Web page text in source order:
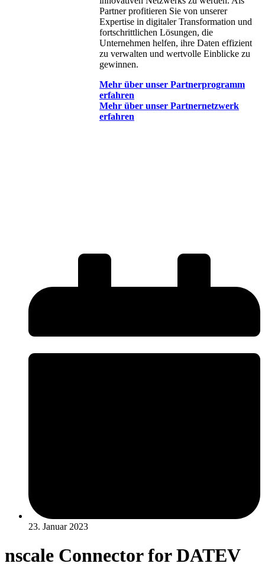
Partner profitieren Sie von unserer
Expertise in digitaler Transformation und
fortschrittlichen Lösungen, die
Unternehmen helfen, ihre Daten effizient
zu verwalten und wertvolle Einblicke zu
gewinnen.
Mehr über unser Partnerprogramm
erfahren
Mehr über unser Partnernetzwerk
erfahren
23. Januar 2023
nscale Connector for DATEV